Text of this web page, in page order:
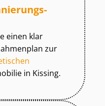
einen klar
zur
in Kissing.